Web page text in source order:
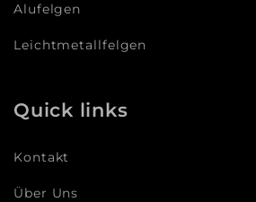
Alufelgen
Leichtmetallfelgen
Quick links
Kontakt
Über Uns